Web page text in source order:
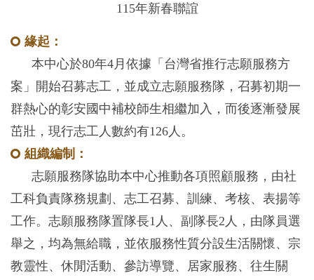
115年新春聯誼
緣起：
本中心於80年4月依據「台灣省推行志願服務方
案」開始召募志工，並成立志願服務隊，召募初期一
群熱心的彰安國中補校師生相繼加入，而後逐漸發展
茁壯，現行志工人數約有126人。
組織編制：
志願服務隊協助本中心推動各項照顧服務，由社
工科負責隊務規劃、志工召募、訓練、考核、表揚等
工作。志願服務隊置隊長1人、副隊長2人，由隊員選
舉之，均為無給職，並依服務性質分設生活關懷、宗
教靈性、休閒活動、參訪導覽、居家服務、往生關